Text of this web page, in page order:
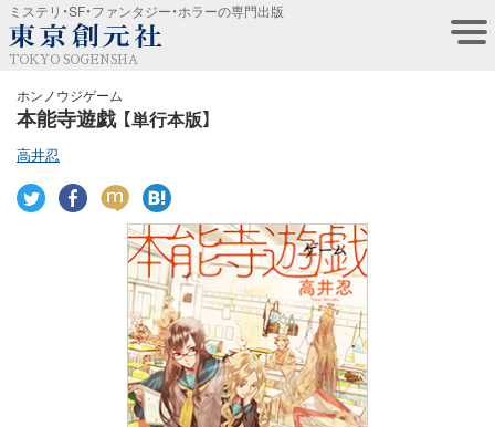
ミステリ・SF・ファンタジー・ホラーの専門出版
TOKYO SOGENSHA
ホンノウジゲーム
本能寺遊戯 【単行本版】
高井忍